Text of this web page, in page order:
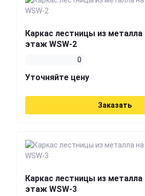
Каркас лестницы из металла
этаж WSW-2
0
Уточняйте цену
Заказать
Каркас лестницы из металла
этаж WSW-3